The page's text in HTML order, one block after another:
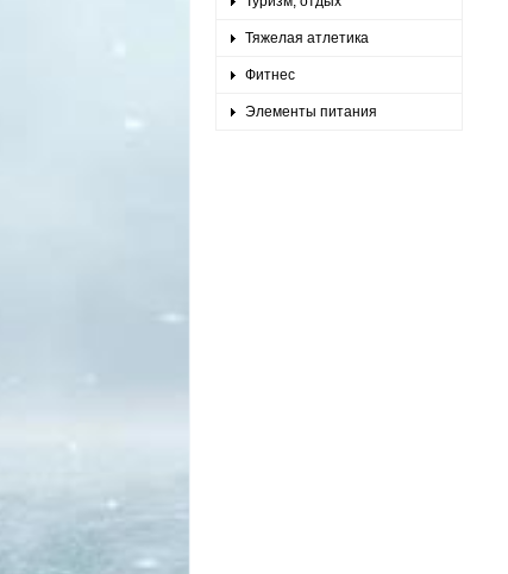
Тяжелая атлетика
Фитнес
Элементы питания